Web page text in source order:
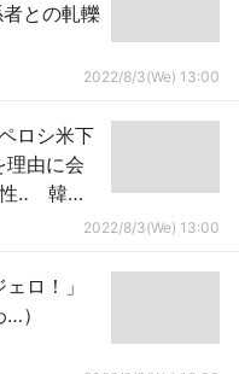
との軋轢
2022/8/3(We) 13:00
ロシ米下
理由に会
性‥ 韓国
2022/8/3(We) 13:00
ロ！」
）